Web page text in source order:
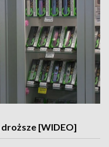
[WIDEO]